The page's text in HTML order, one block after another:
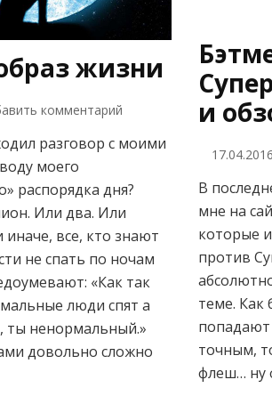
жизни
комментарий
Ночной
жизни
разговор с моими
моего
распорядка дня?
Или два. Или
все, кто знают
не спать по ночам
«Как так
люди спят а
ты ненормальный.»
довольно сложно
и
17.04.2016
В
мне на
которые
против
теме. Как
попадают
точным,
флеш… ну